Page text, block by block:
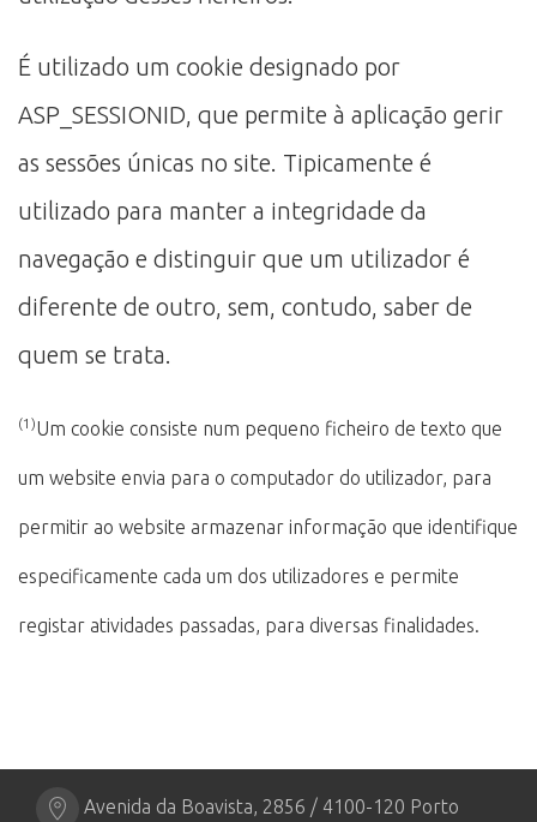
É utilizado um cookie designado por
ASP_SESSIONID, que permite à aplicação gerir
as sessões únicas no site. Tipicamente é
utilizado para manter a integridade da
navegação e distinguir que um utilizador é
diferente de outro, sem, contudo, saber de
quem se trata.
(1)Um cookie consiste num pequeno ficheiro de texto que
um website envia para o computador do utilizador, para
permitir ao website armazenar informação que identifique
especificamente cada um dos utilizadores e permite
registar atividades passadas, para diversas finalidades.
Avenida da Boavista, 2856 / 4100-120 Porto